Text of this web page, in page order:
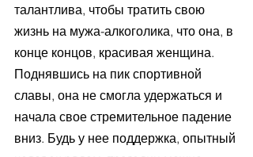
талантлива, чтобы тратить свою
жизнь на мужа-алкоголика, что она, в
конце концов, красивая женщина.
Поднявшись на пик спортивной
славы, она не смогла удержаться и
начала свое стремительное падение
вниз. Будь у нее поддержка, опытный